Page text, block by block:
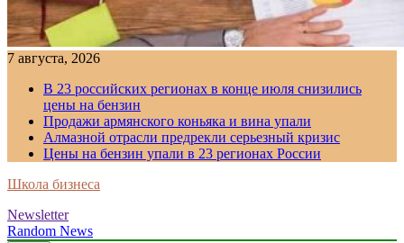
7 августа, 2026
В 23 российских регионах в конце июля снизились
цены на бензин
Продажи армянского коньяка и вина упали
Алмазной отрасли предрекли серьезный кризис
Цены на бензин упали в 23 регионах России
Школа бизнеса
Newsletter
Random News